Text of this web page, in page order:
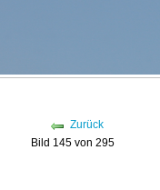
Zurück
Bild 145 von 295